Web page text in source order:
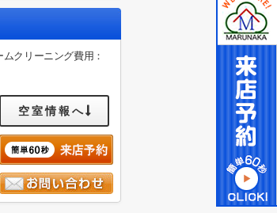
クリーニング費用：
空室情報へ